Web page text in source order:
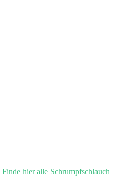
Finde hier alle Schrumpfschlauch